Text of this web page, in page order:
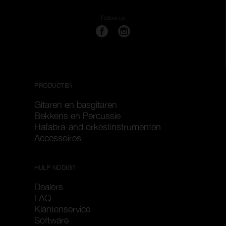
Follow us
PRODUCTEN
Gitaren en basgitaren
Bekkens en Percussie
Hafabra-and orkestinstrumenten
Accessoires
HULP NODIG?
Dealers
FAQ
Klantenservice
Software